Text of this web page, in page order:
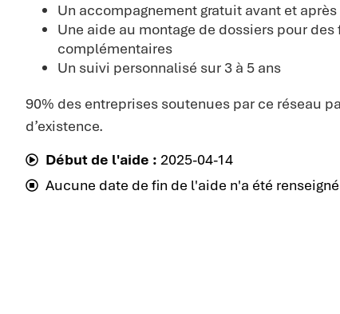
Un accompagnement gratuit avant et
Une aide au montage de dossiers pour
complémentaires
Un suivi personnalisé sur 3 à 5 ans
90% des entreprises soutenues par ce réseau
d’existence.
Début de l'aide : 2025-04-14
Aucune date de fin de l'aide n'a été